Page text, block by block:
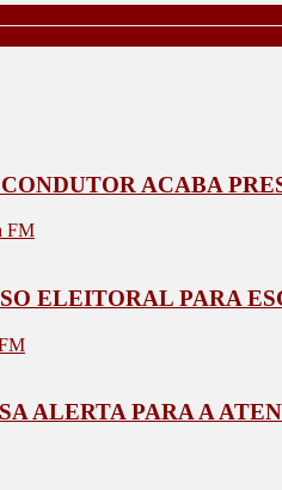
ACABA
FM
ELEITORAL PARA
ALERTA PARA A